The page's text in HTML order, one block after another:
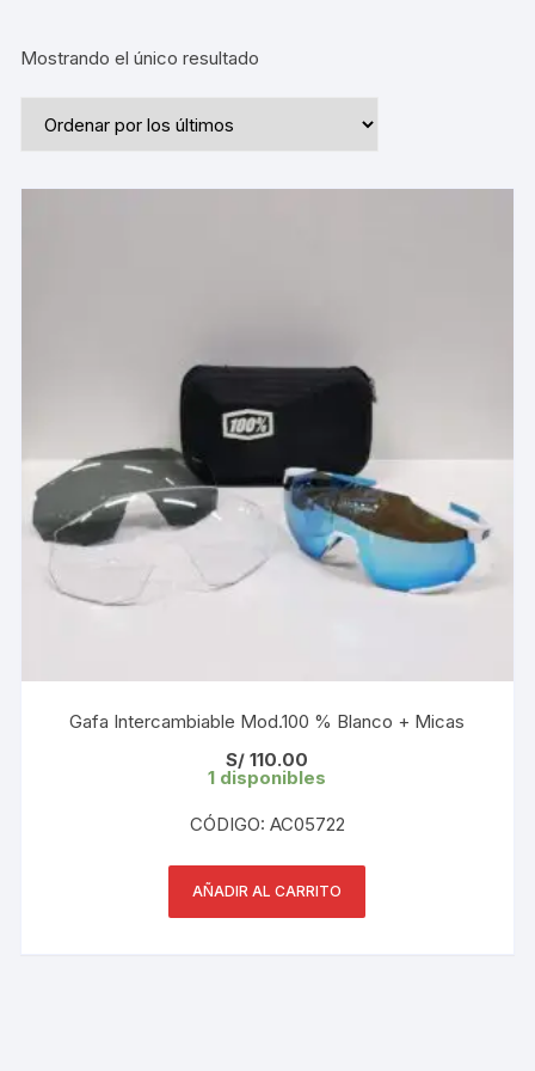
Mostrando el único resultado
Gafa Intercambiable Mod.100 % Blanco + Micas
S/ 110.00
1 disponibles
CÓDIGO: AC05722
AÑADIR AL CARRITO